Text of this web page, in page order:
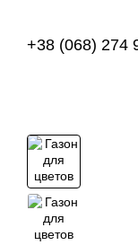
+38 (068) 274